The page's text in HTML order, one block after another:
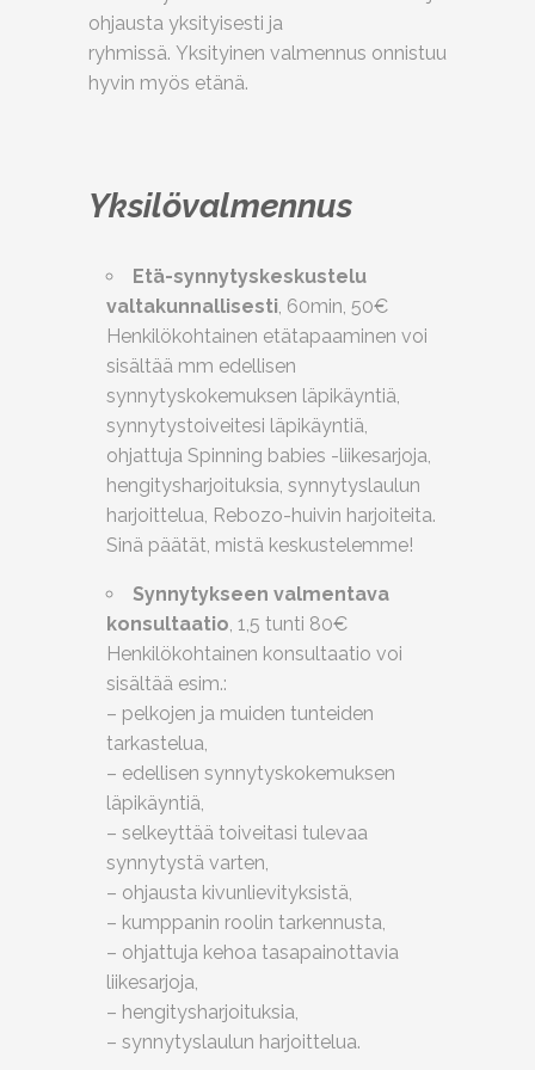
ohjausta yksityisesti ja
ryhmissä. Yksityinen valmennus onnistuu
hyvin myös etänä.
Yksilövalmennus
Etä-synnytyskeskustelu
valtakunnallisesti, 60min, 50€
Henkilökohtainen etätapaaminen voi
sisältää mm edellisen
synnytyskokemuksen läpikäyntiä,
synnytystoiveitesi läpikäyntiä,
ohjattuja Spinning babies -liikesarjoja,
hengitysharjoituksia, synnytyslaulun
harjoittelua, Rebozo-huivin harjoiteita.
Sinä päätät, mistä keskustelemme!
Synnytykseen valmentava
konsultaatio, 1,5 tunti 80€
Henkilökohtainen konsultaatio voi
sisältää esim.:
– pelkojen ja muiden tunteiden
tarkastelua,
– edellisen synnytyskokemuksen
läpikäyntiä,
– selkeyttää toiveitasi tulevaa
synnytystä varten,
– ohjausta kivunlievityksistä,
– kumppanin roolin tarkennusta,
– ohjattuja kehoa tasapainottavia
liikesarjoja,
– hengitysharjoituksia,
– synnytyslaulun harjoittelua.